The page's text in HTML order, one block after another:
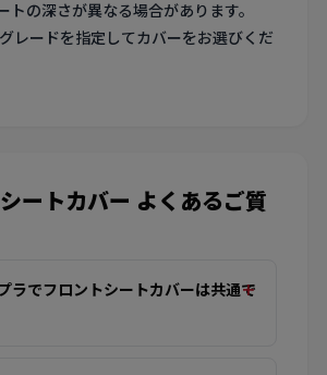
トの深さが異なる場合があります。
レードを指定してカバーをお選びくだ
ートカバー よくあるご質
ラでフロントシートカバーは共通で